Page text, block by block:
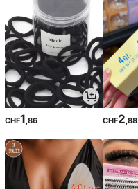
CHF1,86 CHF2,88